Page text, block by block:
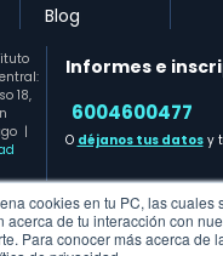
cookies en tu PC, las cuales
acerca de tu interacción con
Para conocer más acerca de
Blog
18,
|
Informes e
6004600477​
O déjanos tus datosy